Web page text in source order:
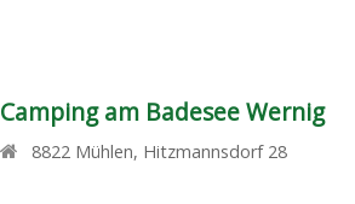
Camping am Badesee Wernig
8822 Mühlen, Hitzmannsdorf 28